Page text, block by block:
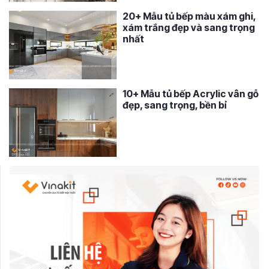
20+ Mẫu tủ bếp màu xám ghi,
xám trắng đẹp và sang trọng
nhất
10+ Mẫu tủ bếp Acrylic vân gỗ
đẹp, sang trọng, bền bỉ